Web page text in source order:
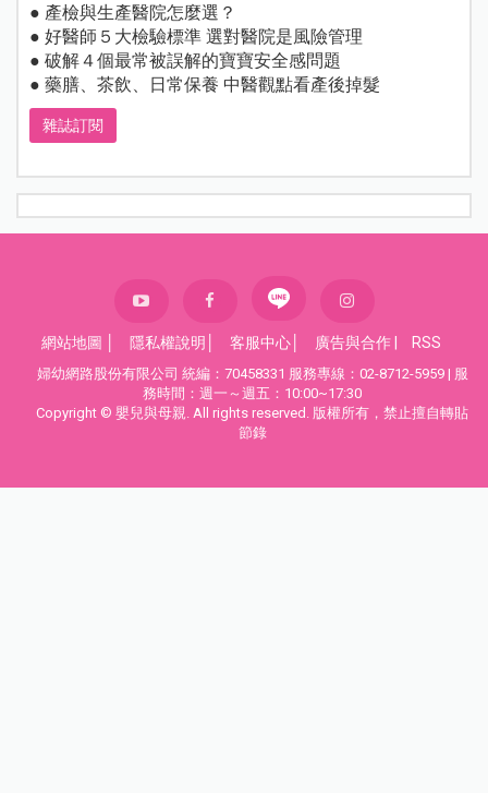
● 產檢與生產醫院怎麼選？
● 好醫師５大檢驗標準 選對醫院是風險管理
● 破解４個最常被誤解的寶寶安全感問題
● 藥膳、茶飲、日常保養 中醫觀點看產後掉髮
雜誌訂閱
網站地圖 隱私權說明 客服中心 廣告與合作 RSS
婦幼網路股份有限公司 統編：70458331 服務專線：02-8712-5959 | 服
務時間：週一～週五：10:00~17:30
Copyright © 嬰兒與母親. All rights reserved. 版權所有，禁止擅自轉貼
節錄